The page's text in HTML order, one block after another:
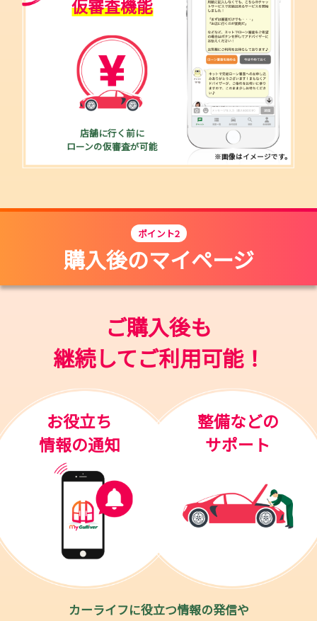
仮審査機能
店舗に行く前に
ローンの仮審査が可能
※画像はイメージです。
ポイント2
購入後のマイページ
ご購入後も
継続してご利用可能！
お役立ち
情報の通知
整備などの
サポート
カーライフに役立つ情報の発信や